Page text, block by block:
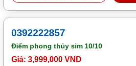
0392222857
Điểm phong thủy sim10/10
Giá: 3,999,000 VND